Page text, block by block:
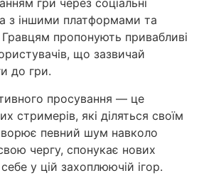
гри через соціальні
з іншими платформами та
пропонують привабливі
що зазвичай
до гри.
просування — це
стримерів, які діляться своїм
певний шум навколо
чергу, спонукає нових
у цій захоплюючій ігор.